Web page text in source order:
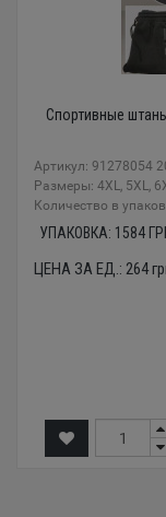
Спортивные
Артикул: 91278054
Размеры: 4XL, 5XL,
Количество в
УПАКОВКА: 1584
ЦЕНА ЗА ЕД.: 264